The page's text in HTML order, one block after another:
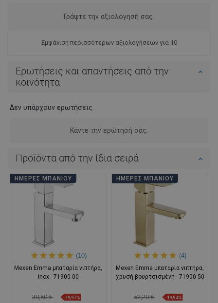
Εμφάνιση περισσότερων αξιολογήσεων για 10
Γράψτε την αξιολόγησή σας.
Ερωτήσεις και απαντήσεις από την
κοινότητα
Δεν υπάρχουν ερωτήσεις.
Κάντε την ερώτησή σας.
Προϊόντα από την ίδια σειρά
ΗΜΈΡΕΣ ΜΠΆΝΙΟΥ
(10)
Mexen Emma μπαταρία νιπτήρα,
inox - 71900-00
30,60 € -19,97%
ΗΜΈΡΕΣ ΜΠΆΝΙΟΥ
(4)
Mexen Emma μπαταρία νιπτήρα,
χρυσή βουρτσισμένη - 71900-50
52,20 € -19,94%